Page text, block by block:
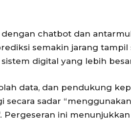
chatbot dan
semakin jarang
digital yang lebih
data, dan pendukung
sadar
ini